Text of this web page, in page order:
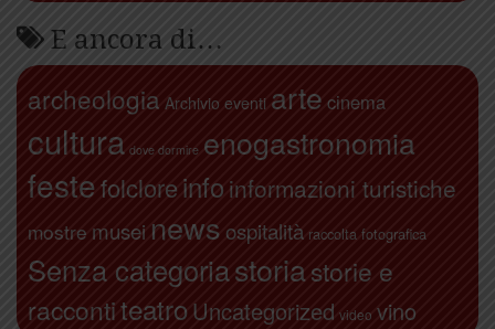
E ancora di…
archeologia Archivio eventi arte cinema
cultura dove dormire enogastronomia
festefolcloreinfo informazioni turistiche
mostre musei news ospitalità raccolta fotografica
Senza categoriastoriastorie e
raccontiteatro Uncategorized video vino